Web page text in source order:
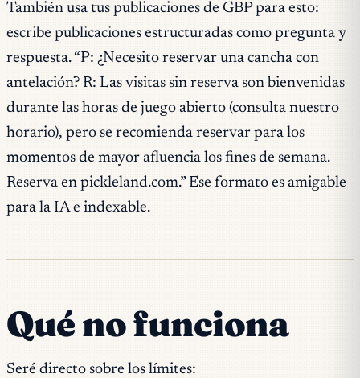
También usa tus publicaciones de GBP para esto:
escribe publicaciones estructuradas como pregunta y
respuesta. “P: ¿Necesito reservar una cancha con
antelación? R: Las visitas sin reserva son bienvenidas
durante las horas de juego abierto (consulta nuestro
horario), pero se recomienda reservar para los
momentos de mayor afluencia los fines de semana.
Reserva en pickleland.com.” Ese formato es amigable
para la IA e indexable.
Qué no funciona
Seré directo sobre los límites: